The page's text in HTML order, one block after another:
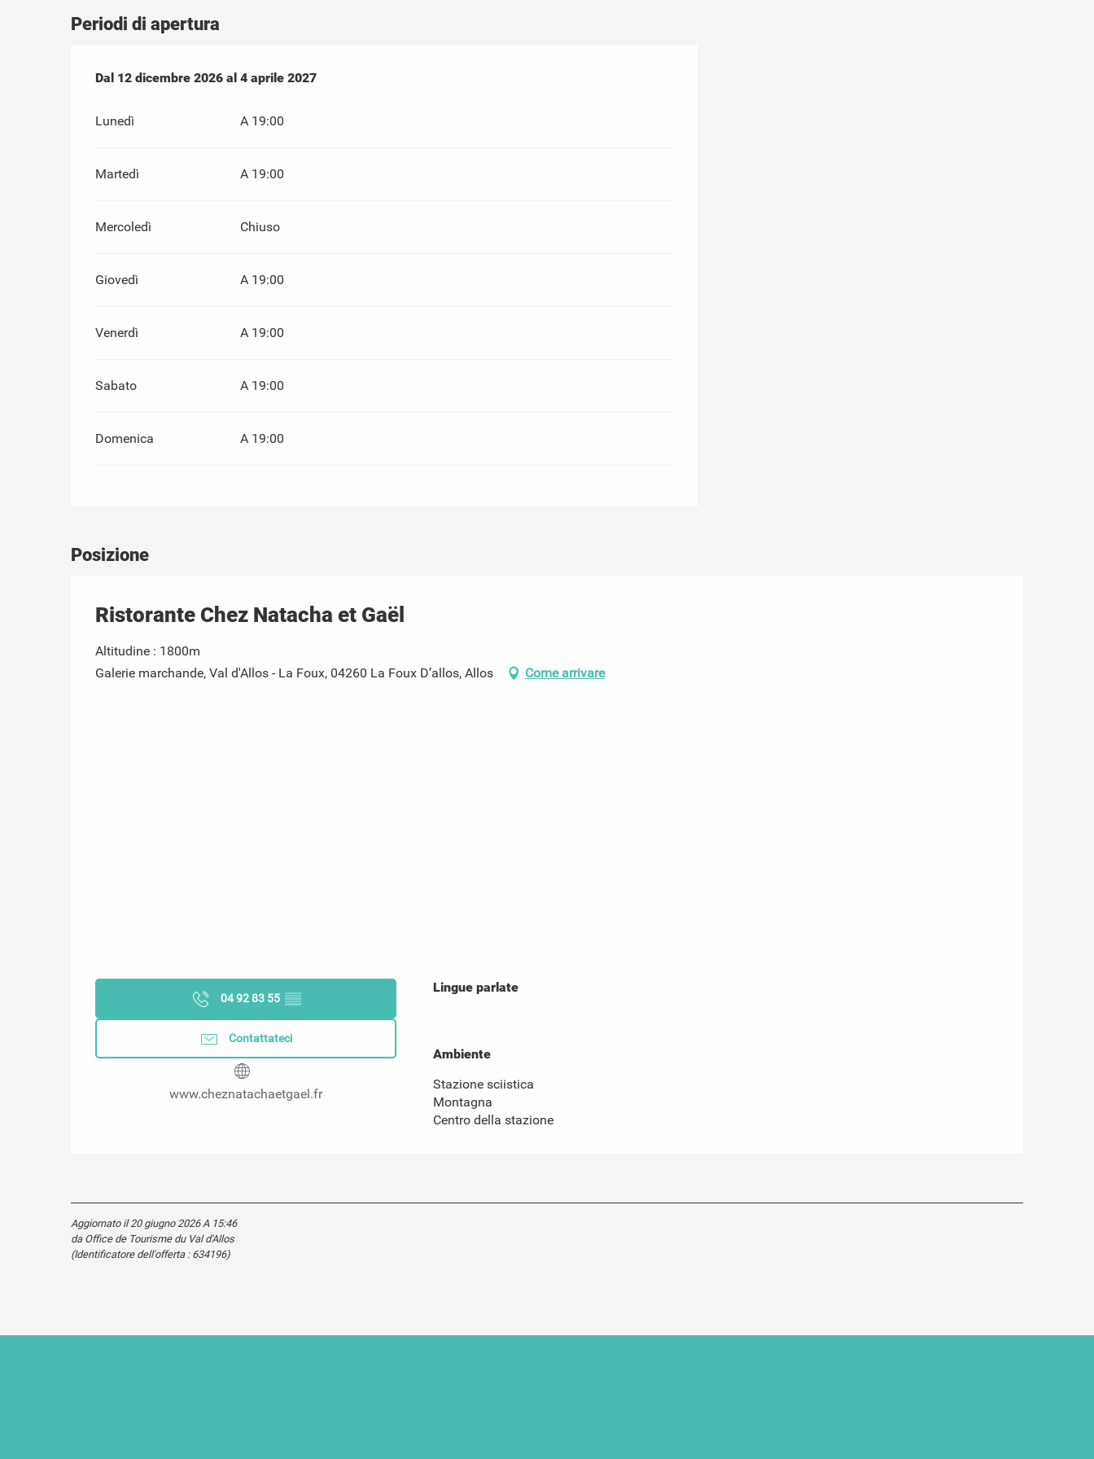
Periodi di apertura
Dal 12 dicembre 2026al 4 aprile 2027
Dal 12 dicembre 2026al 4 aprile 2027
Lunedì A 19:00
Martedì A 19:00
Mercoledì Chiuso
Giovedì A 19:00
Venerdì A 19:00
Sabato A 19:00
Domenica A 19:00
Posizione
Ristorante Chez Natacha et Gaël
Altitudine : 1800m
Galerie marchande, Val d'Allos - La Foux, 04260 La Foux D’allos, Allos
Come arrivare
04 92 83 55 ▒▒
Contattateci
www.cheznatachaetgael.fr
Lingue parlate
Lingue parlate
Ambiente
Ambiente
Stazione sciistica
Montagna
Centro della stazione
Aggiornato il 20 giugno 2026 A 15:46
da Office de Tourisme du Val d'Allos
(Identificatore dell'offerta : 634196)